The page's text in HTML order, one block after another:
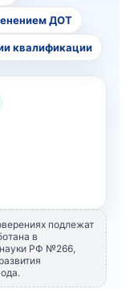
ДОТ
квалификации
подлежат
в
РФ №266,